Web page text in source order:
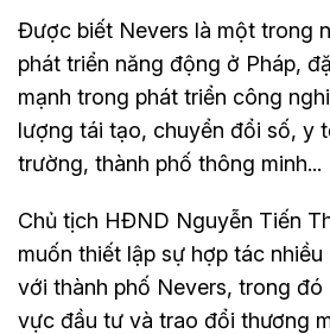
Được biết Nevers là một trong
phát triển năng động ở Pháp,
mạnh trong phát triển công
lượng tái tạo, chuyển đổi số, y
trường, thành phố thông minh...
Chủ tịch HĐND Nguyễn Tiến
muốn thiết lập sự hợp tác
với thành phố Nevers, trong
vực đầu tư và trao đổi thương